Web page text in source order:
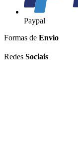
Paypal
Formas de Envio
Redes Sociais